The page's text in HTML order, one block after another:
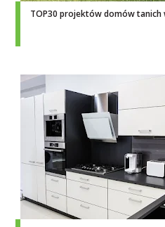
TOP30 projektów domów tanich